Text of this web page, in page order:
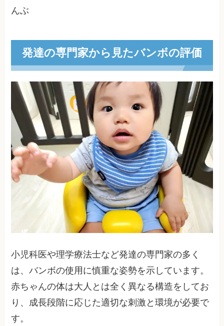
んぶ
発達の専門家から見たバンボの評価
小児科医や理学療法士など発達の専門家の多く
は、バンボの使用に慎重な姿勢を示しています。
赤ちゃんの体は大人とは全く異なる構造をしてお
り、成長段階に応じた適切な刺激と環境が必要で
す。